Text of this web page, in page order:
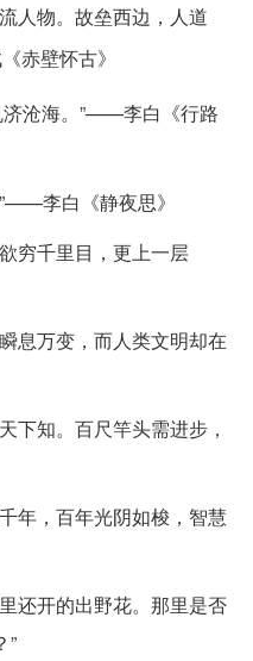
人物。故垒西边，人道
赤壁怀古》
济沧海。”——李白《行路
李白《静夜思》
穷千里目，更上一层
息万变，而人类文明却在
下知。百尺竿头需进步，
年，百年光阴如梭，智慧
还开的出野花。那里是否
”